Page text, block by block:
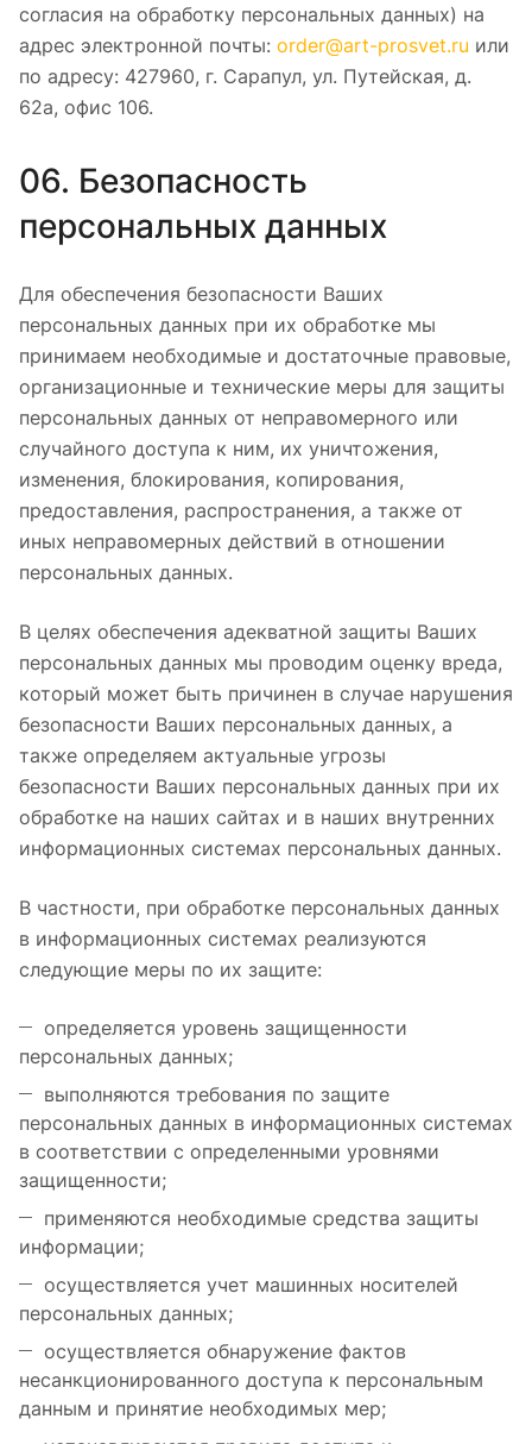
согласия на обработку персональных данных) на
адрес электронной почты: order@art-prosvet.ru или
по адресу: 427960, г. Сарапул, ул. Путейская, д.
62а, офис 106.
06. Безопасность
персональных данных
Для обеспечения безопасности Ваших
персональных данных при их обработке мы
принимаем необходимые и достаточные правовые,
организационные и технические меры для защиты
персональных данных от неправомерного или
случайного доступа к ним, их уничтожения,
изменения, блокирования, копирования,
предоставления, распространения, а также от
иных неправомерных действий в отношении
персональных данных.
В целях обеспечения адекватной защиты Ваших
персональных данных мы проводим оценку вреда,
который может быть причинен в случае нарушения
безопасности Ваших персональных данных, а
также определяем актуальные угрозы
безопасности Ваших персональных данных при их
обработке на наших сайтах и в наших внутренних
информационных системах персональных данных.
В частности, при обработке персональных данных
в информационных системах реализуются
следующие меры по их защите:
определяется уровень защищенности
персональных данных;
выполняются требования по защите
персональных данных в информационных системах
в соответствии с определенными уровнями
защищенности;
применяются необходимые средства защиты
информации;
осуществляется учет машинных носителей
персональных данных;
осуществляется обнаружение фактов
несанкционированного доступа к персональным
данным и принятие необходимых мер;